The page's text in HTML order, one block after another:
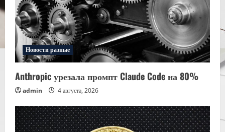
Новости разные
Anthropic урезала промпт Claude Code на 80%
admin 4 августа, 2026